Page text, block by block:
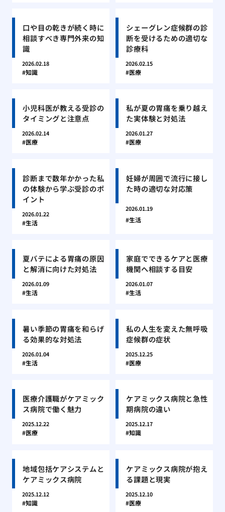
口や目の乾きが続く時に
相談すべき専門外来の知
識
2026.02.18
知識
シェーグレン症候群の診
断を受けるための適切な
診療科
2026.02.15
医療
小児科医が教える受診の
タイミングと注意点
2026.02.14
医療
私が夏の胃痛を乗り越え
た実体験と対処法
2026.01.27
医療
診断まで数年かかった私
の体験から学ぶ受診のポ
イント
2026.01.22
生活
妊婦が周囲で流行に接し
た時の適切な対応策
2026.01.19
生活
夏バテによる胃痛の原因
と解消に向けた対処法
2026.01.09
生活
家庭でできるケアと医療
機関へ相談する目安
2026.01.07
生活
暑い季節の胃痛を和らげ
る効果的な対処法
2026.01.04
生活
私の人生を変えた無呼吸
症候群の症状
2025.12.25
医療
医療介護職がケアミック
ス病院で働く魅力
2025.12.22
医療
ケアミックス病院と急性
期病院の違い
2025.12.17
知識
地域包括ケアシステムと
ケアミックス病院
2025.12.12
知識
ケアミックス病院が抱え
る課題と現実
2025.12.10
医療